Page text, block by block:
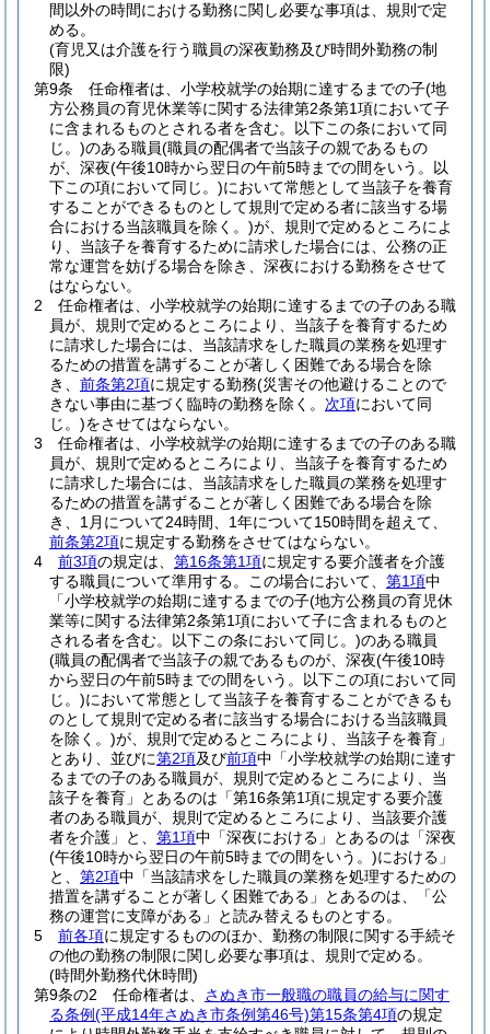
間以外の時間における勤務に関し必要な事項は、規則で定
める。
(育児又は介護を行う職員の深夜勤務及び時間外勤務の制
限)
第9条
任命権者は、小学校就学の始期に達するまでの子(地
方公務員の育児休業等に関する法律第2条第1項において子
に含まれるものとされる者を含む。以下この条において同
じ。)のある職員(職員の配偶者で当該子の親であるもの
が、深夜(午後10時から翌日の午前5時までの間をいう。以
下この項において同じ。)において常態として当該子を養育
することができるものとして規則で定める者に該当する場
合における当該職員を除く。)が、規則で定めるところによ
り、当該子を養育するために請求した場合には、公務の正
常な運営を妨げる場合を除き、深夜における勤務をさせて
はならない。
2
任命権者は、小学校就学の始期に達するまでの子のある職
員が、規則で定めるところにより、当該子を養育するため
に請求した場合には、当該請求をした職員の業務を処理す
るための措置を講ずることが著しく困難である場合を除
き、 前条第2項に規定する勤務(災害その他避けることので
きない事由に基づく臨時の勤務を除く。 次項において同
じ。)をさせてはならない。
3
任命権者は、小学校就学の始期に達するまでの子のある職
員が、規則で定めるところにより、当該子を養育するため
に請求した場合には、当該請求をした職員の業務を処理す
るための措置を講ずることが著しく困難である場合を除
き、1月について24時間、1年について150時間を超えて、
前条第2項に規定する勤務をさせてはならない。
4
前3項の規定は、 第16条第1項に規定する要介護者を介護
する職員について準用する。
この場合において、 第1項中
「小学校就学の始期に達するまでの子(地方公務員の育児休
業等に関する法律第2条第1項において子に含まれるものと
される者を含む。以下この条において同じ。)のある職員
(職員の配偶者で当該子の親であるものが、深夜(午後10時
から翌日の午前5時までの間をいう。以下この項において同
じ。)において常態として当該子を養育することができるも
のとして規則で定める者に該当する場合における当該職員
を除く。)が、規則で定めるところにより、当該子を養育」
とあり、並びに第2項及び前項中「小学校就学の始期に達す
るまでの子のある職員が、規則で定めるところにより、当
該子を養育」とあるのは「第16条第1項に規定する要介護
者のある職員が、規則で定めるところにより、当該要介護
者を介護」と、 第1項中「深夜における」とあるのは「深夜
(午後10時から翌日の午前5時までの間をいう。)における」
と、 第2項中「当該請求をした職員の業務を処理するための
措置を講ずることが著しく困難である」とあるのは、「公
務の運営に支障がある」と読み替えるものとする。
5
前各項に規定するもののほか、勤務の制限に関する手続そ
の他の勤務の制限に関し必要な事項は、規則で定める。
(時間外勤務代休時間)
第9条の2
任命権者は、 さぬき市一般職の職員の給与に関す
る条例(平成14年さぬき市条例第46号)第15条第4項の規定